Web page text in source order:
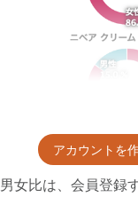
アカウントを
男女比は、会員登録